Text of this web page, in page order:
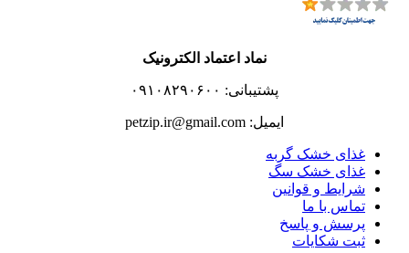
نماد اعتماد الکترونیک
پشتیبانی: ۰۹۱۰۸۲۹۰۶۰۰
ایمیل: petzip.ir@gmail.com
غذای خشک گربه
غذای خشک سگ
شرایط و قوانین
تماس با ما
پرسش و پاسخ
ثبت شکایات